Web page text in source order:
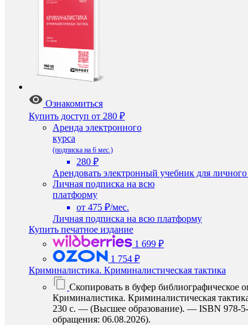
Ознакомиться
Купить доступ от 280 ₽
Аренда электронного
курса
(подписка на 6 мес.)
280 ₽
Арендовать электронный учебник для
Личная подписка на всю
платформу
от 475 ₽/мес.
Личная подписка на всю платформу
Купить печатное издание
1 699 ₽
1 754 ₽
Криминалистика. Криминалистическая тактика
Скопировать в буфер библиографическое
Криминалистика. Криминалистическая
230 с. — (Высшее образование). — ISBN 978-
обращения: 06.08.2026).